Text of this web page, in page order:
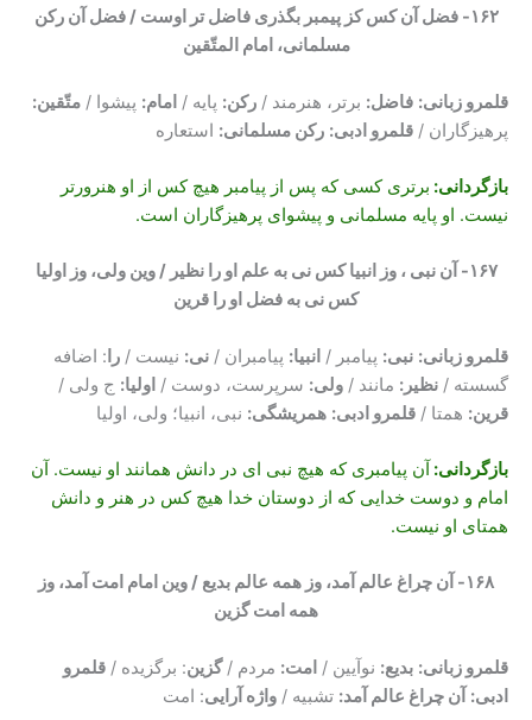
۱۶۲- فضل آن کس کز پیمبر بگذری فاضل تر اوست / فضل آن رکن
مسلمانی، امام المتّقین
قلمرو زبانی: فاضل: برتر، هنرمند / رکن: پایه / امام: پیشوا / متّقین:
پرهیزگاران / قلمرو ادبی: رکن مسلمانی: استعاره
بازگردانی: برتری کسی که پس از پیامبر هیچ کس از او هنرورتر
نیست. او پایه مسلمانی و پیشوای پرهیزگاران است.
۱۶۷- آن نبی ، وز انبیا کس نی به علم او را نظیر / وین ولی، وز اولیا
کس نی به فضل او را قرین
قلمرو زبانی: نبی: پیامبر / انبیا: پیامبران / نی: نیست / را : اضافه
گسسته / نظیر : مانند / ولی: سرپرست، دوست / اولیا: ج ولی /
قرین: همتا / قلمرو ادبی: همریشگی: نبی، انبیا؛ ولی، اولیا
بازگردانی: آن پیامبری که هیچ نبی ای در دانش همانند او نیست. آن
امام و دوست خدایی که از دوستان خدا هیچ کس در هنر و دانش
همتای او نیست.
۱۶۸- آن چراغ عالم آمد، وز همه عالم بدیع / وین امام امت آمد، وز
همه امت گزین
قلمرو زبانی: بدیع: نوآیین / امت: مردم /گزین: برگزیده / قلمرو
ادبی: آن چراغ عالم آمد: تشبیه / واژه آرایی: امت